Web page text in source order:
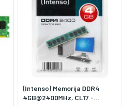
(Intenso) Memorija DDR4
4GB@2400MHz, CL17 -...